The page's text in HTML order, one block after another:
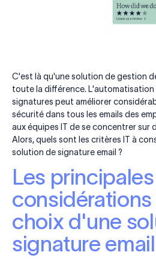
C'est là qu'une solution de gestion
toute la différence. L'automatisation
signatures peut améliorer
sécurité dans tous les emails des
aux équipes IT de se concentrer sur
Alors, quels sont les critères IT à
solution de signature email ?
Les principales
considérations
choix d'une
signature email